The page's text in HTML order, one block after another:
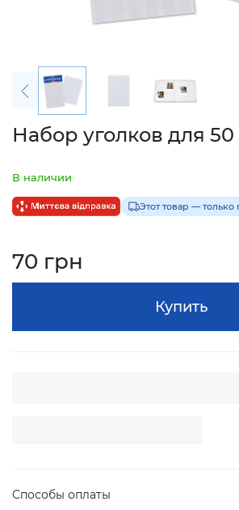
Набор уголков для
В наличии
Этот товар —
70 грн
Купить
Способы оплаты